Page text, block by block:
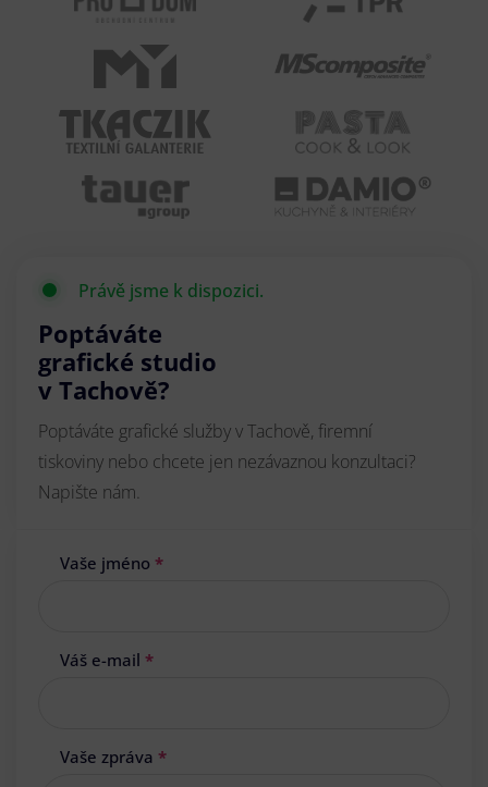
Právě jsme k dispozici.
Poptáváte
grafické studio
v Tachově?
Poptáváte grafické služby v Tachově, firemní
tiskoviny nebo chcete jen nezávaznou konzultaci?
Napište nám.
Vaše jméno *
Váš e-mail *
Vaše zpráva *